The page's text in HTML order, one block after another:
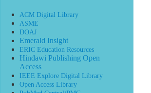
ACM Digital Library
ASME
DOAJ
Emerald Insight
ERIC Education Resources
Hindawi Publishing Open
Access
IEEE Explore Digital Library
Open Access Library